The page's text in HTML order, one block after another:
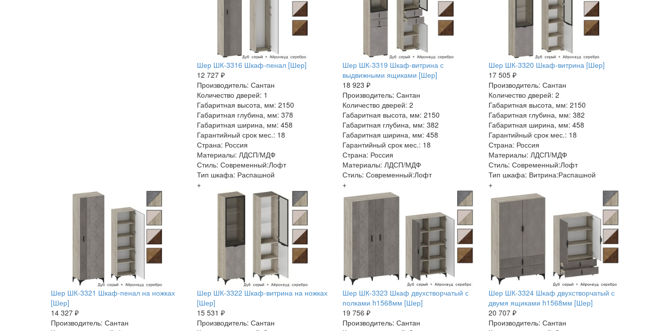
Шер ШК-3316 Шкаф-пенал [Шер]
12 727 ₽
Производитель: Сантан
Количество дверей: 1
Габаритная высота, мм: 2150
Габаритная глубина, мм: 378
Габаритная ширина, мм: 458
Гарантийный срок мес.: 18
Страна: Россия
Материалы: ЛДСП/МДФ
Стиль: Современный:Лофт
Тип шкафа: Распашной
+
Шер ШК-3319 Шкаф-витрина с
выдвижными ящиками [Шер]
18 923 ₽
Производитель: Сантан
Количество дверей: 2
Габаритная высота, мм: 2150
Габаритная глубина, мм: 382
Габаритная ширина, мм: 458
Гарантийный срок мес.: 18
Страна: Россия
Материалы: ЛДСП/МДФ
Стиль: Современный:Лофт
+
Шер ШК-3320 Шкаф-витрина [Шер]
17 505 ₽
Производитель: Сантан
Количество дверей: 2
Габаритная высота, мм: 2150
Габаритная глубина, мм: 382
Габаритная ширина, мм: 458
Гарантийный срок мес.: 18
Страна: Россия
Материалы: ЛДСП/МДФ
Стиль: Современный:Лофт
Тип шкафа: Витрина:Распашной
+
Шер ШК-3321 Шкаф-пенал на ножках
[Шер]
14 327 ₽
Производитель: Сантан
Шер ШК-3322 Шкаф-витрина на ножках
[Шер]
15 531 ₽
Производитель: Сантан
Шер ШК-3323 Шкаф двухстворчатый с
полками h1568мм [Шер]
19 756 ₽
Производитель: Сантан
Шер ШК-3324 Шкаф двухстворчатый с
двумя ящиками h1568мм [Шер]
20 707 ₽
Производитель: Сантан